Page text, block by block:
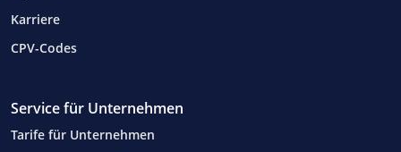
Karriere
CPV-Codes
Service für Unternehmen
Tarife für Unternehmen